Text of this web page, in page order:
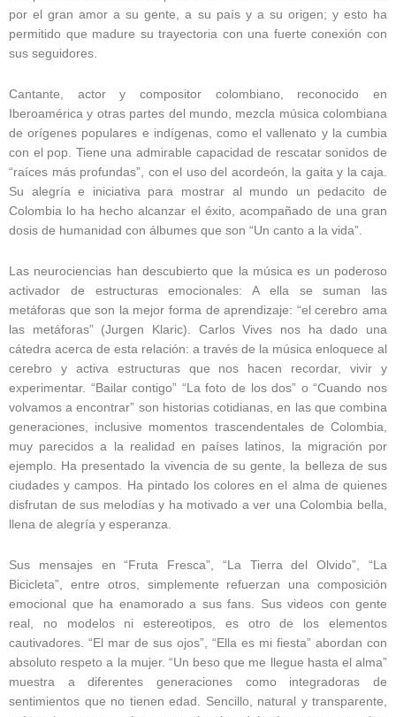
por el gran amor a su gente, a su país y a su origen; y esto ha
permitido que madure su trayectoria con una fuerte conexión con
sus seguidores.
Cantante, actor y compositor colombiano, reconocido en
Iberoamérica y otras partes del mundo, mezcla música colombiana
de orígenes populares e indígenas, como el vallenato y la cumbia
con el pop. Tiene una admirable capacidad de rescatar sonidos de
“raíces más profundas”, con el uso del acordeón, la gaita y la caja.
Su alegría e iniciativa para mostrar al mundo un pedacito de
Colombia lo ha hecho alcanzar el éxito, acompañado de una gran
dosis de humanidad con álbumes que son “Un canto a la vida”.
Las neurociencias han descubierto que la música es un poderoso
activador de estructuras emocionales: A ella se suman las
metáforas que son la mejor forma de aprendizaje: “el cerebro ama
las metáforas” (Jurgen Klaric). Carlos Vives nos ha dado una
cátedra acerca de esta relación: a través de la música enloquece al
cerebro y activa estructuras que nos hacen recordar, vivir y
experimentar. “Bailar contigo” “La foto de los dos” o “Cuando nos
volvamos a encontrar” son historias cotidianas, en las que combina
generaciones, inclusive momentos trascendentales de Colombia,
muy parecidos a la realidad en países latinos, la migración por
ejemplo. Ha presentado la vivencia de su gente, la belleza de sus
ciudades y campos. Ha pintado los colores en el alma de quienes
disfrutan de sus melodías y ha motivado a ver una Colombia bella,
llena de alegría y esperanza.
Sus mensajes en “Fruta Fresca”, “La Tierra del Olvido”, “La
Bicicleta”, entre otros, simplemente refuerzan una composición
emocional que ha enamorado a sus fans. Sus videos con gente
real, no modelos ni estereotipos, es otro de los elementos
cautivadores. “El mar de sus ojos”, “Ella es mi fiesta” abordan con
absoluto respeto a la mujer. “Un beso que me llegue hasta el alma”
muestra a diferentes generaciones como integradoras de
sentimientos que no tienen edad. Sencillo, natural y transparente,